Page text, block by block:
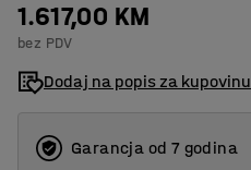
1.617,00 KM
bez PDV
Dodaj na popis za kupovinu
Garancja od 7 godina